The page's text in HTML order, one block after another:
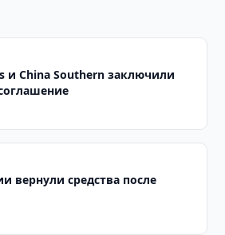
и China Southern заключили
вернули средства после